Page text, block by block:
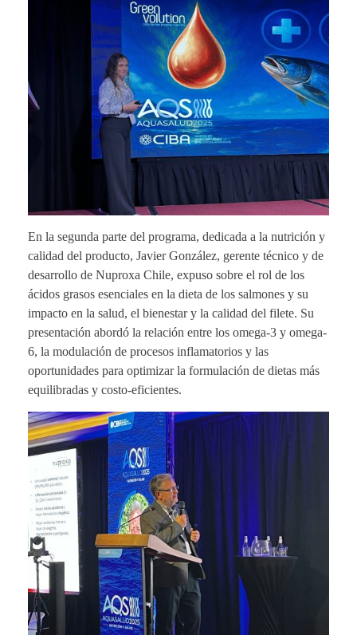
En la segunda parte del programa, dedicada a la nutrición y
calidad del producto, Javier González, gerente técnico y de
desarrollo de Nuproxa Chile, expuso sobre el rol de los
ácidos grasos esenciales en la dieta de los salmones y su
impacto en la salud, el bienestar y la calidad del filete. Su
presentación abordó la relación entre los omega-3 y omega-
6, la modulación de procesos inflamatorios y las
oportunidades para optimizar la formulación de dietas más
equilibradas y costo-eficientes.